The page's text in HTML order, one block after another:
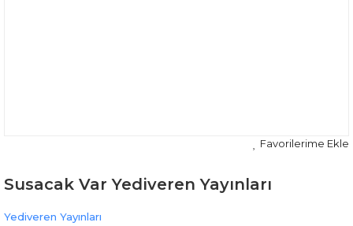
Susacak Var Yediveren Yayınları
Yediveren Yayınları